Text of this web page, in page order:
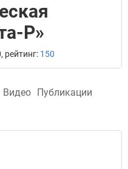
Р»
рейтинг: 150
Видео Публикации